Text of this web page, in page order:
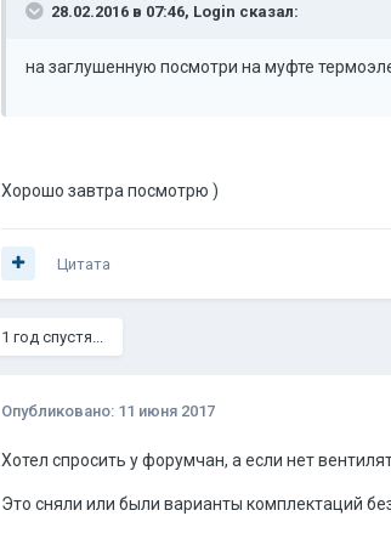
28.02.2016 в 07:46, Login сказал:
на заглушенную посмотри на муфте
Хорошо завтра посмотрю )
Цитата
1 год спустя...
Опубликовано: 11 июня 2017
Хотел спросить у форумчан, а если нет
Это сняли или были варианты комплектаций